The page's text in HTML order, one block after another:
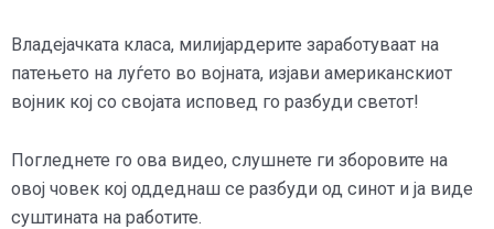
Владејачката класа, милијардерите заработуваат на
патењето на луѓето во војната, изјави американскиот
војник кој со својата исповед го разбуди светот!
Погледнете го ова видео, слушнете ги зборовите на
овој човек кој оддеднаш се разбуди од синот и ја виде
суштината на работите.